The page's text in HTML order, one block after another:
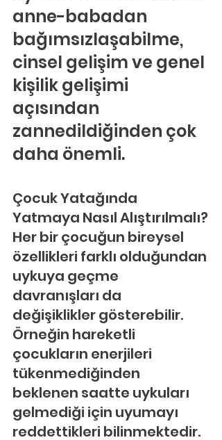
anne-babadan
bağımsızlaşabilme,
cinsel gelişim ve genel
kişilik gelişimi
açısından
zannedildiğinden çok
daha önemli.
Çocuk Yatağında
Yatmaya Nasıl Alıştırılmalı?
Her bir çocuğun bireysel
özellikleri farklı olduğundan
uykuya geçme
davranışları da
değişiklikler gösterebilir.
Örneğin hareketli
çocukların enerjileri
tükenmediğinden
beklenen saatte uykuları
gelmediği için uyumayı
reddettikleri bilinmektedir.